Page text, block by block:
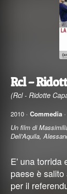
Rcl –
(Rcl - Ridotte
2010 · Commedia ·
Un film di
Dell'Aquila,
E' una torrida
paese è
per il